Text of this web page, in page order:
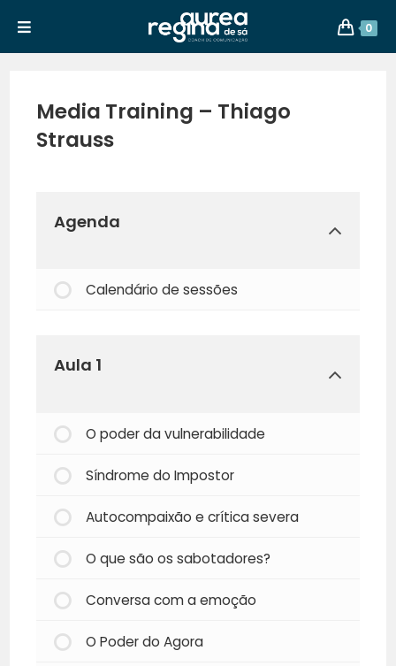
0
Media Training – Thiago
Strauss
Agenda
Calendário de sessões
Aula 1
O poder da vulnerabilidade
Síndrome do Impostor
Autocompaixão e crítica severa
O que são os sabotadores?
Conversa com a emoção
O Poder do Agora